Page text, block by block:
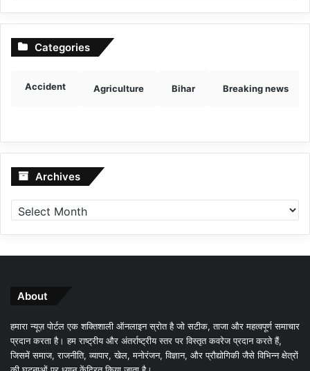
Categories
Accident Agriculture Bihar Breaking news
Archives Archives
About
हमारा न्यूज़ पोर्टल एक शक्तिशाली ऑनलाइन स्रोत है जो सटीक, ताजा और महत्वपूर्ण समाचार
प्रदान करता है। हम राष्ट्रीय और अंतर्राष्ट्रीय स्तर पर विस्तृत कवरेज प्रदान करते हैं,
जिसमें समाज, राजनीति, व्यापार, खेल, मनोरंजन, विज्ञान, और प्रौद्योगिकी जैसे विभिन्न क्षेत्रों